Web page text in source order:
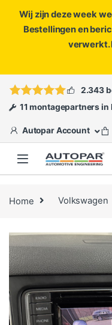
Wij zijn deze week
Bestellingen en
verwerkt.
2.343
11 montagepartners in
Autopar Account
Home Volkswagen